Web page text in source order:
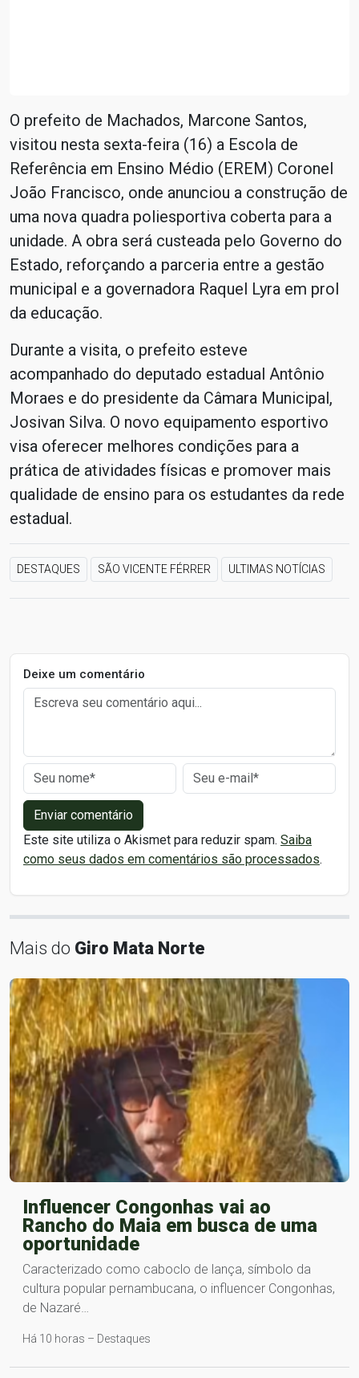
O prefeito de Machados, Marcone Santos,
visitou nesta sexta-feira (16) a Escola de
Referência em Ensino Médio (EREM) Coronel
João Francisco, onde anunciou a construção de
uma nova quadra poliesportiva coberta para a
unidade. A obra será custeada pelo Governo do
Estado, reforçando a parceria entre a gestão
municipal e a governadora Raquel Lyra em prol
da educação.
Durante a visita, o prefeito esteve
acompanhado do deputado estadual Antônio
Moraes e do presidente da Câmara Municipal,
Josivan Silva. O novo equipamento esportivo
visa oferecer melhores condições para a
prática de atividades físicas e promover mais
qualidade de ensino para os estudantes da rede
estadual.
DESTAQUES SÃO VICENTE FÉRRER ULTIMAS NOTÍCIAS
Deixe um comentário
Enviar comentário
Este site utiliza o Akismet para reduzir spam. Saiba
como seus dados em comentários são processados.
Mais do Giro Mata Norte
Influencer Congonhas vai ao
Rancho do Maia em busca de uma
oportunidade
Caracterizado como caboclo de lança, símbolo da
cultura popular pernambucana, o influencer Congonhas,
de Nazaré…
Há 10 horas – Destaques